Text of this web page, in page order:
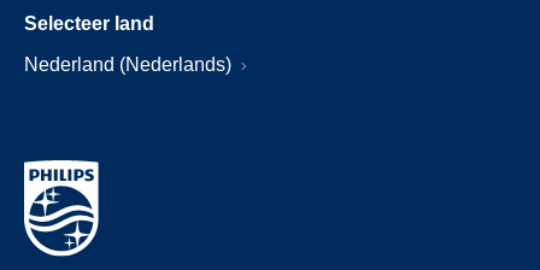
Selecteer land
Nederland (Nederlands)